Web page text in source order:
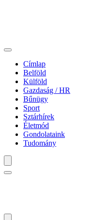
Címlap
Belföld
Külföld
Gazdaság / HR
Bűnügy
Sport
Sztárhírek
Életmód
Gondolataink
Tudomány